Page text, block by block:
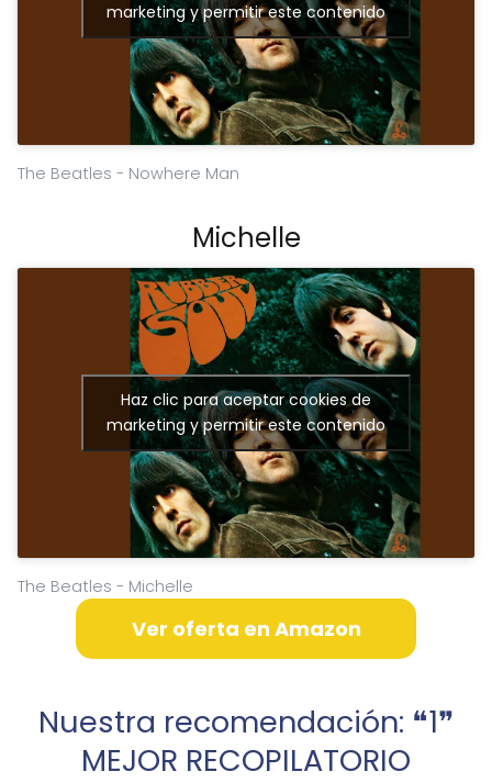
marketing y permitir este contenido
The Beatles - Nowhere Man
Michelle
Haz clic para aceptar cookies de
marketing y permitir este contenido
The Beatles - Michelle
Ver oferta en Amazon
Nuestra recomendación: ❝1❞
MEJOR RECOPILATORIO